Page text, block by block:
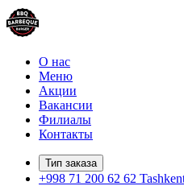
О нас
Меню
Акции
Вакансии
Филиалы
Контакты
Тип заказа
+998 71 200 62 62